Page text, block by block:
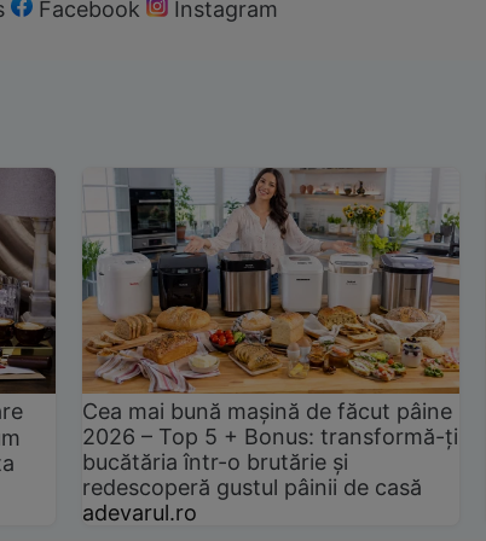
Facebook Instagram
Cea mai bună mașină de făcut pâine
2026 – Top 5 + Bonus: transformă-ți
bucătăria într-o brutărie și
redescoperă gustul pâinii de casă
adevarul.ro